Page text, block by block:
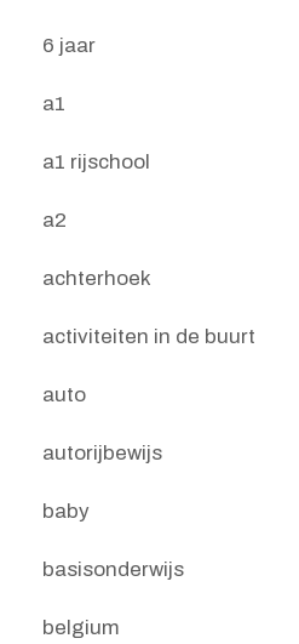
6 jaar
a1
a1 rijschool
a2
achterhoek
activiteiten in de buurt
auto
autorijbewijs
baby
basisonderwijs
belgium